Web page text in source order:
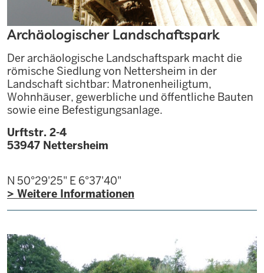
Archäologischer Landschaftspark
Der archäologische Landschaftspark macht die
römische Siedlung von Nettersheim in der
Landschaft sichtbar: Matronenheiligtum,
Wohnhäuser, gewerbliche und öffentliche Bauten
sowie eine Befestigungsanlage.
Urftstr. 2-4
53947 Nettersheim
N 50°29'25" E 6°37'40"
> Weitere Informationen